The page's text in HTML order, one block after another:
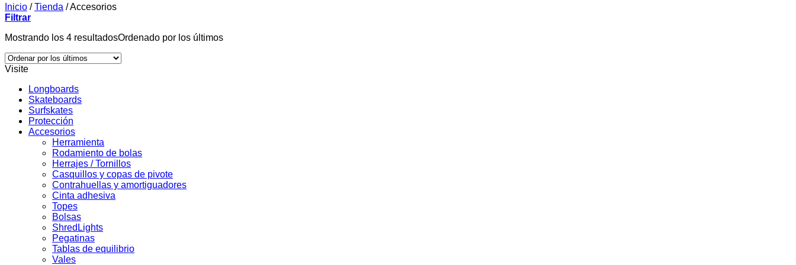
Inicio / Tienda /Accesorios
Filtrar
Mostrando los 4 resultadosOrdenado por los últimos
Visite
Longboards
Skateboards
Surfskates
Protección
Accesorios
Herramienta
Rodamiento de bolas
Herrajes / Tornillos
Casquillos y copas de pivote
Contrahuellas y amortiguadores
Cinta adhesiva
Topes
Bolsas
ShredLights
Pegatinas
Tablas de equilibrio
Vales